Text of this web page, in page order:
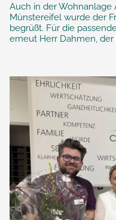
Auch in der Wohnanlage
Münstereifel wurde der
begrüßt. Für die
erneut Herr Dahmen, der